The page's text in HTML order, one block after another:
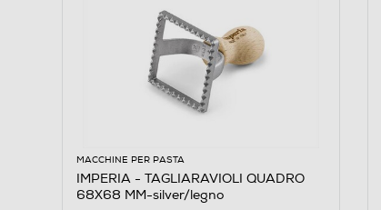
MACCHINE PER PASTA
IMPERIA - TAGLIARAVIOLI QUADRO
68X68 MM-silver/legno